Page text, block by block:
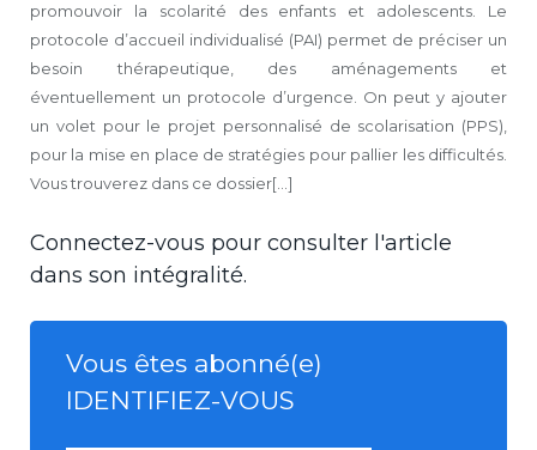
promouvoir la scolarité des enfants et adolescents. Le
protocole d’accueil individualisé (PAI) permet de préciser un
besoin thérapeutique, des aménagements et
éventuellement un protocole d’urgence. On peut y ajouter
un volet pour le projet personnalisé de scolarisation (PPS),
pour la mise en place de stratégies pour pallier les difficultés.
Vous trouverez dans ce dossier[...]
Connectez-vous pour consulter l'article
dans son intégralité.
Vous êtes abonné(e)
IDENTIFIEZ-VOUS